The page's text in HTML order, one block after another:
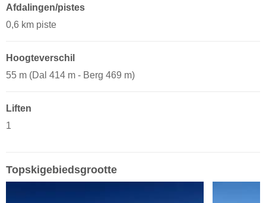
Afdalingen/pistes
0,6 km piste
Hoogteverschil
55 m (Dal 414 m - Berg 469 m)
Liften
1
Topskigebiedsgrootte